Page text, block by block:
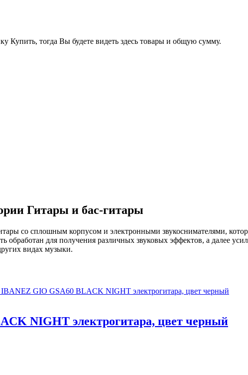
Купить, тогда Вы будете видеть здесь товары и общую сумму.
Гитары и бас-гитары
со сплошным корпусом и электронными звукоснимателями,
обработан для получения различных звуковых эффектов, а далее
видах музыки.
NIGHT электрогитара, цвет черный